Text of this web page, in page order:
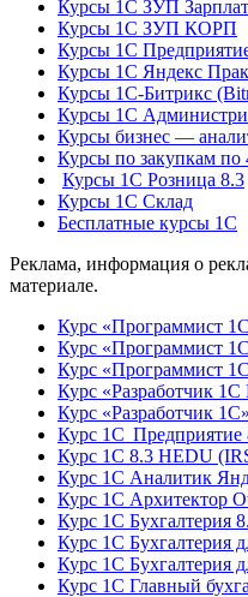
Курсы 1С ЗУП
Курсы 1С ЗУП КОРП
Курсы 1С
Курсы 1С Яндекс
Курсы 1С-Битрикс
Курсы 1С
Курсы бизнес —
Курсы по закупкам по
Курсы 1С Розница 8.3
Курсы 1С Склад
Бесплатные курсы 1С
Реклама, информация о
материале.
Курс «Программист
Курс «Программист
Курс «Программист
Курс «Разработчик 1С
Курс «Разработчик
Курс 1С
Курс 1С 8.3 HEDU
Курс 1С Аналитик
Курс 1С Архитектор
Курс 1С Бухгалтерия
Курс 1С Бухгалтерия
Курс 1С Бухгалтерия
Курс 1С Главный